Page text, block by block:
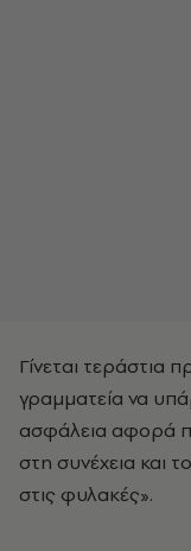
Γίνεται τεράστια
γραμματεία να
ασφάλεια αφορά
στη συνέχεια και
στις φυλακές».